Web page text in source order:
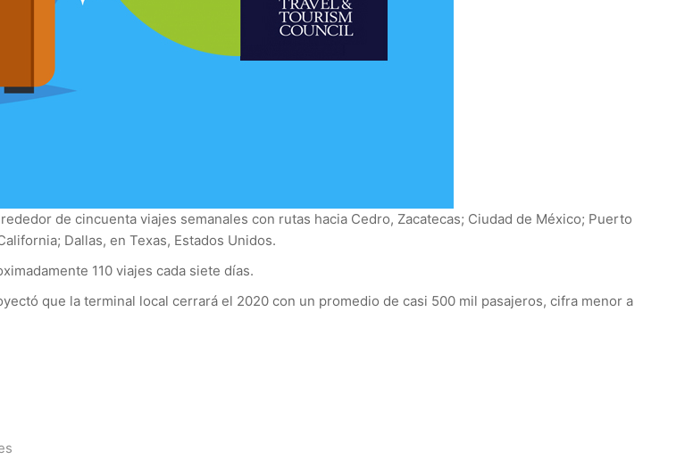
de cincuenta viajes semanales con rutas hacia Cedro, Zacatecas; Ciudad de México; Puerto
Dallas, en Texas, Estados Unidos.
110 viajes cada siete días.
que la terminal local cerrará el 2020 con un promedio de casi 500 mil pasajeros, cifra menor a